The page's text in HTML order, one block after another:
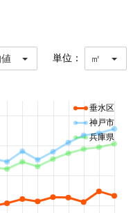
単位： ㎡
垂水区
神戸市
兵庫県